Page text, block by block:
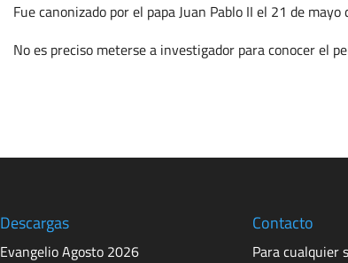
Fue canonizado por el papa Juan Pablo II el 21 de
No es preciso meterse a investigador para conocer el
Descargas
Evangelio Agosto 2026
Contacto
Para cualquier